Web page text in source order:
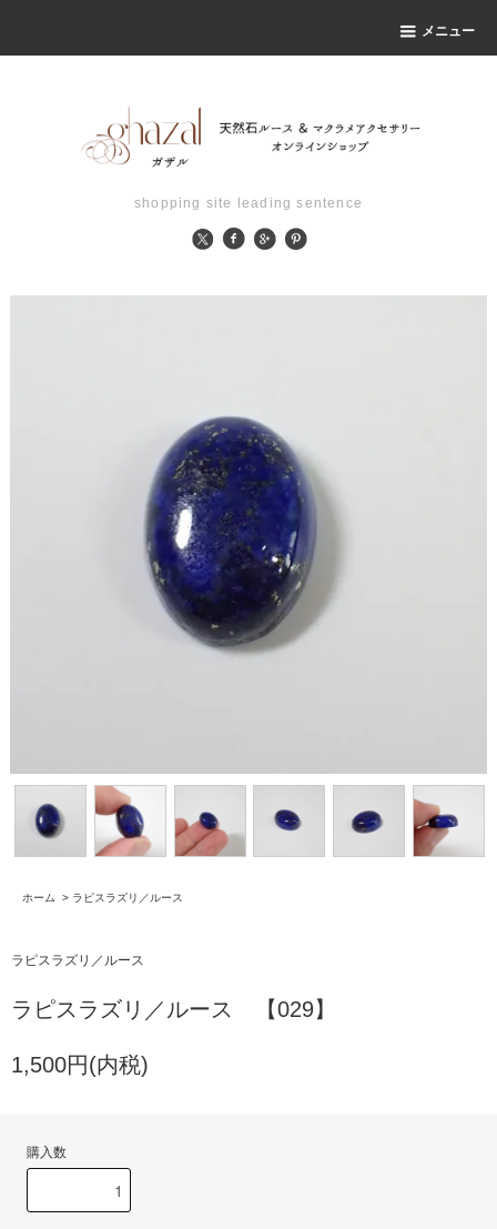
メニュー
shopping site leading sentence
ホーム > ラピスラズリ／ルース
ラピスラズリ／ルース
ラピスラズリ／ルース 【029】
1,500円(内税)
購入数